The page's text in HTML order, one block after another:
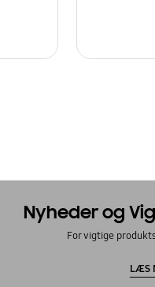
Nyheder og
For vigtige
LÆS